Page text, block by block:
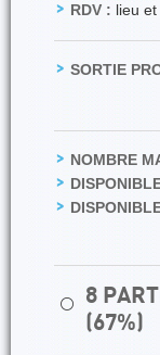
RDV : lieu
SORTIE
NOMBRE
⚪
8
(67%)